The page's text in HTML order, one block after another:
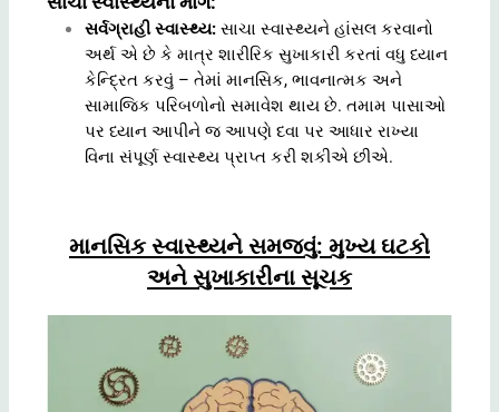
સર્વગ્રાહી સ્વાસ્થ્ય: સાચા સ્વાસ્થ્યને હાંસલ કરવાનો
અર્થ એ છે કે માત્ર શારીરિક સુખાકારી કરતાં વધુ ધ્યાન
કેન્દ્રિત કરવું – તેમાં માનસિક, ભાવનાત્મક અને
સામાજિક પરિબળોનો સમાવેશ થાય છે. તમામ પાસાઓ
પર ધ્યાન આપીને જ આપણે દવા પર આધાર રાખ્યા
વિના સંપૂર્ણ સ્વાસ્થ્ય પ્રાપ્ત કરી શકીએ છીએ.
માનસિક સ્વાસ્થ્યને સમજવું: મુખ્ય ઘટકો
અને સુખાકારીના સૂચક